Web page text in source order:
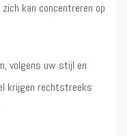
kan concentreren op
volgens uw stijl en
krijgen rechtstreeks